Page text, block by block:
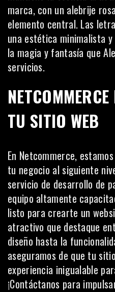
marca, con un alebrije
elemento central. Las
una estética minimalista
la magia y fantasía que
servicios.
TU SITIO WEB
En Netcommerce,
tu negocio al siguiente
servicio de desarrollo de
equipo altamente
listo para crearte un
atractivo que destaque
diseño hasta la
aseguramos de que tu
experiencia inigualable
¡Contáctanos para